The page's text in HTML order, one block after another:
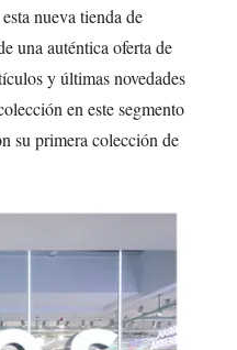
nueva tienda de
una auténtica oferta de
y últimas novedades
en este segmento
su primera colección de